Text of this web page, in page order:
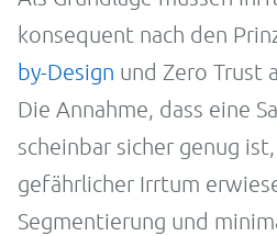
konsequent nach den
by-Design und Zero Trust
Die Annahme, dass eine
scheinbar sicher genug
gefährlicher Irrtum
Segmentierung und